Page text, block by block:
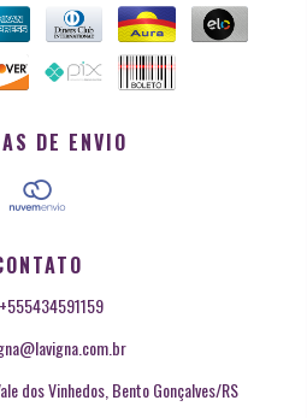
DE ENVIO
+555434591159
dos Vinhedos, Bento Gonçalves/RS